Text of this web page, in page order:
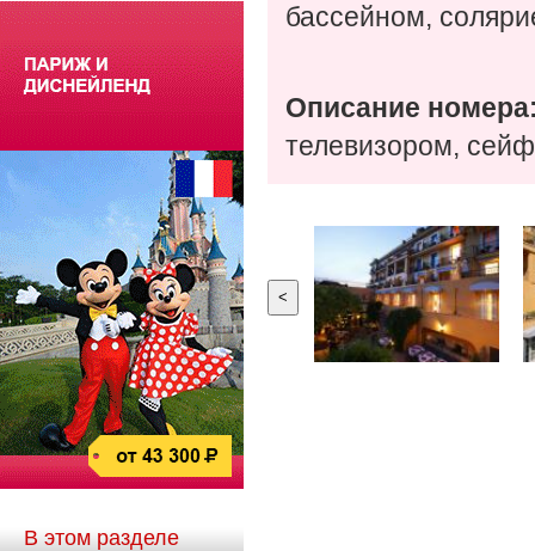
В этом разделе
бассейном,
Описание
телевизором,
<